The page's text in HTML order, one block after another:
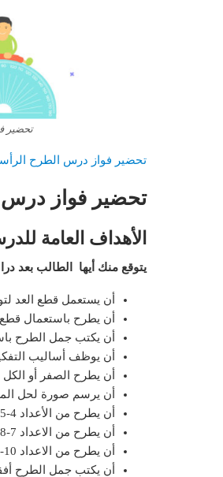
تحضير
تحضير فواز درس الطرح الرأسي
تحضير فواز
الأهداف العامة
يتوقع منك أيها الطالب بعد
أن يستعمل قطع العد
أن يطرح باستعمال
أن يكتب جمل الطرح
أن يوظف أساليب
أن يطرح الصفر أو الكل
أن يرسم صورة لحل
أن يطرح من الأعداد 4-5-6
أن يطرح من الاعداد 7-8-9
أن يطرح من الاعداد 10-11-12
أن يكتب جمل الطرح